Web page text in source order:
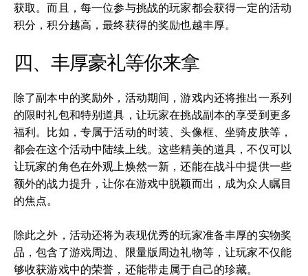
获取。而且，每一位参与挑战的玩家都会获得一定的活动
积分，积分越高，最终获得的奖励也越丰厚。
四、丰厚豪礼等你来拿
除了副本中的奖励外，活动期间，游戏内还将推出一系列
的限时礼包和特别道具，让玩家在挑战副本的享受到更多
福利。比如，专属于活动的时装、头像框、坐骑皮肤等，
都会在这个活动中陆续上线。这些精美的道具，不仅可以
让玩家的角色在外观上焕然一新，还能在战斗中提供一些
额外的战力提升，让你在游戏中脱颖而出，成为众人瞩目
的焦点。
除此之外，活动还将为表现优秀的玩家准备丰厚的实物奖
品，包含了游戏周边、限量版周边礼物等，让玩家不仅能
够收获游戏中的荣誉，还能带走属于自己的珍藏。